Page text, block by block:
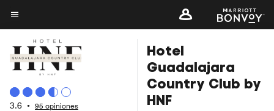
Skip
to
content
Texto del menú
3.6 • 95 opiniones
Hotel
Guadalajara
Country Club by
HNF